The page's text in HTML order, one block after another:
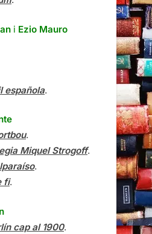
i Ezio Mauro
española.
.
Miquel Strogoff.
.
fi.
cap al 1900.